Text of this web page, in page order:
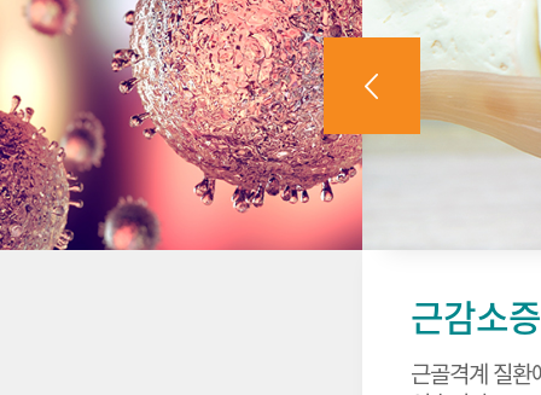
근감소
근골격계 질환